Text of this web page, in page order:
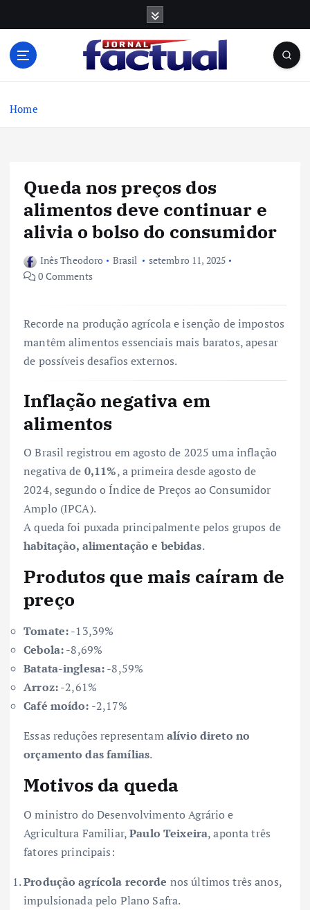
Home
Queda nos preços dos
alimentos deve continuar e
alivia o bolso do consumidor
Inês Theodoro Brasil
setembro 11, 2025
0 Comments
Recorde na produção agrícola e isenção de impostos
mantêm alimentos essenciais mais baratos, apesar
de possíveis desafios externos.
Inflação negativa em
alimentos
O Brasil registrou em agosto de 2025 uma inflação
negativa de 0,11%, a primeira desde agosto de
2024, segundo o Índice de Preços ao Consumidor
Amplo (IPCA).
A queda foi puxada principalmente pelos grupos de
habitação, alimentação e bebidas.
Produtos que mais caíram de
preço
Tomate:-13,39%
Cebola:-8,69%
Batata-inglesa:-8,59%
Arroz:-2,61%
Café moído: -2,17%
Essas reduções representamalívio direto no
orçamento das famílias.
Motivos da queda
O ministro do Desenvolvimento Agrário e
Agricultura Familiar,Paulo Teixeira, aponta três
fatores principais:
Produção agrícola recorde nos últimos três anos,
impulsionada pelo Plano Safra.